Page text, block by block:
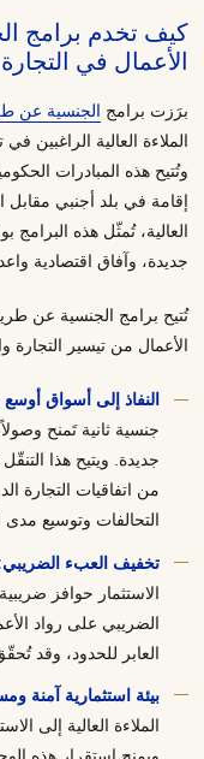
كيف تخدم برامج
الأعمال في
برَزت برامج الجنسية عن
الملاءة العالية الراغبين
وتُتيح هذه المبادرات
إقامة في بلد أجنبي مقابل
العالية، تُمثّل هذه
جديدة، وآفاق اقتصادية
تُتيح برامج الجنسية عن
الأعمال من تيسير التجارة
النفاذ إلى أسواق
جنسية ثانية تَمنح
جديدة. ويتيح هذا
من اتفاقيات التجارة
التحالفات وتوسيع مدى
تخفيف العبء
الاستثمار حوافز
الضريبي على رواد
العابر للحدود، وقد
بيئة استثمارية آمنة
الملاءة العالية إلى
ويمنح استقرار هذه